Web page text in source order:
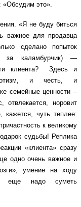
«Обсудим это».
«Я не буду биться
важное для продавца
сделано попыток
за каламбурчик) —
клиента? Здесь и
и честь, и
семейные ценности –
отвлекается, норовит
кажется, чуть теплее:
к великому
судьбы! Реплика
«клиента» сразу
одно очень важное и
умение на ходу
еще надо суметь